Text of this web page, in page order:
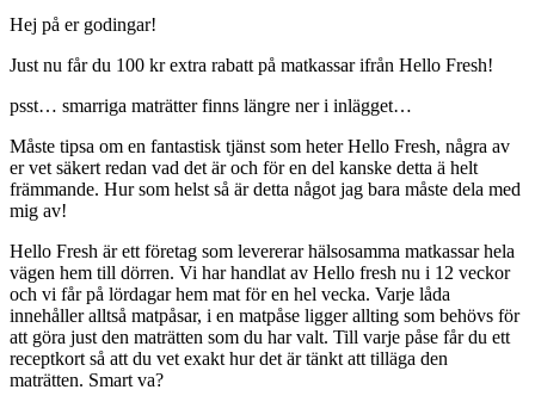
Hej på er godingar!
Just nu får du 100 kr extra rabatt på matkassar ifrån Hello Fresh!
psst… smarriga maträtter finns längre ner i inlägget…
Måste tipsa om en fantastisk tjänst som heter Hello Fresh, några av
er vet säkert redan vad det är och för en del kanske detta ä helt
främmande. Hur som helst så är detta något jag bara måste dela med
mig av!
Hello Fresh är ett företag som levererar hälsosamma matkassar hela
vägen hem till dörren. Vi har handlat av Hello fresh nu i 12 veckor
och vi får på lördagar hem mat för en hel vecka. Varje låda
innehåller alltså matpåsar, i en matpåse ligger allting som behövs för
att göra just den maträtten som du har valt. Till varje påse får du ett
receptkort så att du vet exakt hur det är tänkt att tilläga den
maträtten. Smart va?